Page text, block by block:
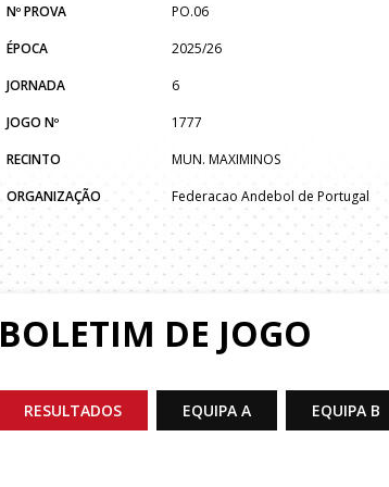
Nº PROVA
PO.06
ÉPOCA
2025/26
JORNADA
6
JOGO Nº
1777
RECINTO
MUN. MAXIMINOS
ORGANIZAÇÃO
Federacao Andebol de Portugal
BOLETIM DE JOGO
RESULTADOS EQUIPA A EQUIPA B